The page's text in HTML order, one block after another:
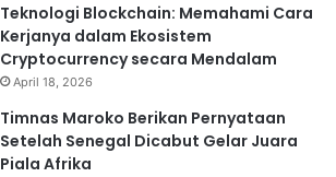
Teknologi Blockchain: Memahami Cara
Kerjanya dalam Ekosistem
Cryptocurrency secara Mendalam
April 18, 2026
Timnas Maroko Berikan Pernyataan
Setelah Senegal Dicabut Gelar Juara
Piala Afrika